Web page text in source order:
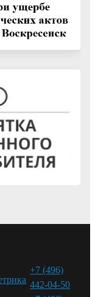
+7 (496)
442-04-50